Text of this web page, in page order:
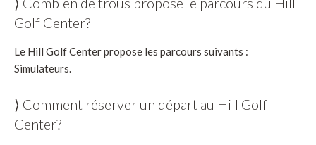
Golf Center?
Le Hill Golf Center propose les parcours suivants :
Simulateurs.
⟩ Comment réserver un départ au Hill Golf
Center?